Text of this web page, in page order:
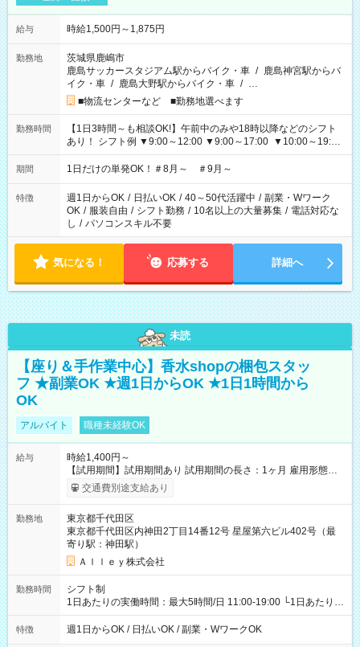
給与 時給1,500円～1,875円
勤務地
茨城県鹿嶋市
鹿島サッカースタジアム駅からバイク・車 / 鹿島神宮駅からバ
イク・車 / 鹿島大野駅からバイク・車 / …
■物流センターなど ■勤務地選べます
勤務時間
【1日3時間～も相談OK!】午前中のみや18時以降などのシフト
あり！ シフト例 ▼9:00～12:00 ▼9:00～17:00 ▼10:00～19:00
▼18:00～21:00
期間 1日だけの単発OK！＃8月～ ＃9月～
特徴 週1日からOK / 日払いOK / 40～50代活躍中 / 副業・Wワーク
OK / 服装自由 / シフト勤務 / 10名以上の大量募集 / 電話対応な
し / パソコンスキル不要
気になる！ 応募する 詳細へ
未読
【座り＆手作業中心】香水shopの梱包スタッ
フ ★副業OK ★週1日からOK ★1日1時間から
OK
アルバイト 職種未経験OK
給与
時給1,400円～
【試用期間】試用期間あり 試用期間の長さ：1ヶ月 雇用形態、
給与は本採用時と同じです。
交通費別途支給あり
勤務地
東京都千代田区
東京都千代田区内神田2丁目14番12号 星屋第六ビル402号（最
寄り駅：神田駅）
Ａｌｌｅｙ株式会社
勤務時間
シフト制
1日あたりの実働時間：最大5時間/日 11:00-19:00 └1日あたりの
実働時間：1-5時間 └上記の時間帯内であれば、いつでも勤務可
能！ └平日・土曜日の中で、お好きな曜日でご勤務いただけま
特徴 週1日からOK / 日払いOK / 副業・WワークOK